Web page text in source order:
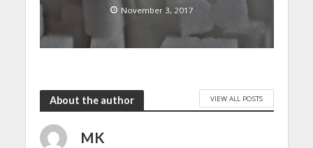
November 3, 2017
About the author VIEW ALL POSTS
MK